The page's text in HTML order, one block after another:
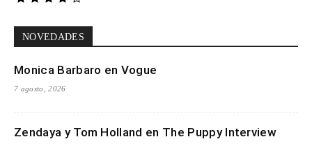
NOVEDADES
Monica Barbaro en Vogue
7 agosto, 2026
Zendaya y Tom Holland en The Puppy Interview